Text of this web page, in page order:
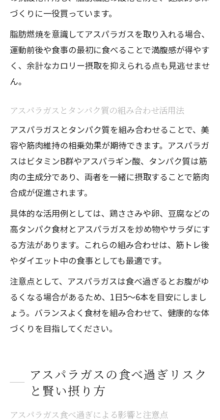
づくりに一役買っています。
脂肪燃焼を意識してアスパラガスを取り入れる場合、
運動前後や食事の最初に食べることで満腹感が得やす
く、余計なカロリー摂取を抑えられる点も見逃せませ
ん。
アスパラガスとタンパク質の組み合わせ活用法
アスパラガスとタンパク質を組み合わせることで、美
容や筋肉維持の相乗効果が期待できます。アスパラガ
スはビタミンB群やアスパラギン酸、タンパク質は筋
肉の主成分であり、両者を一緒に摂取することで筋肉
合成が促進されます。
具体的な活用例としては、鶏ささみや卵、豆腐などの
高タンパク食材とアスパラガスを炒め物やサラダにす
る方法があります。これらの組み合わせは、筋トレ後
やダイエット中の食事としても最適です。
注意点として、アスパラガスは食べ過ぎるとお腹がゆ
るくなる場合があるため、1日5〜6本を目安にしまし
ょう。バランスよく食材を組み合わせて、健康的な体
づくりを目指してください。
アスパラガスの食べ過ぎリスク
と賢い摂り方
アスパラガス食べ過ぎによる影響と注意点